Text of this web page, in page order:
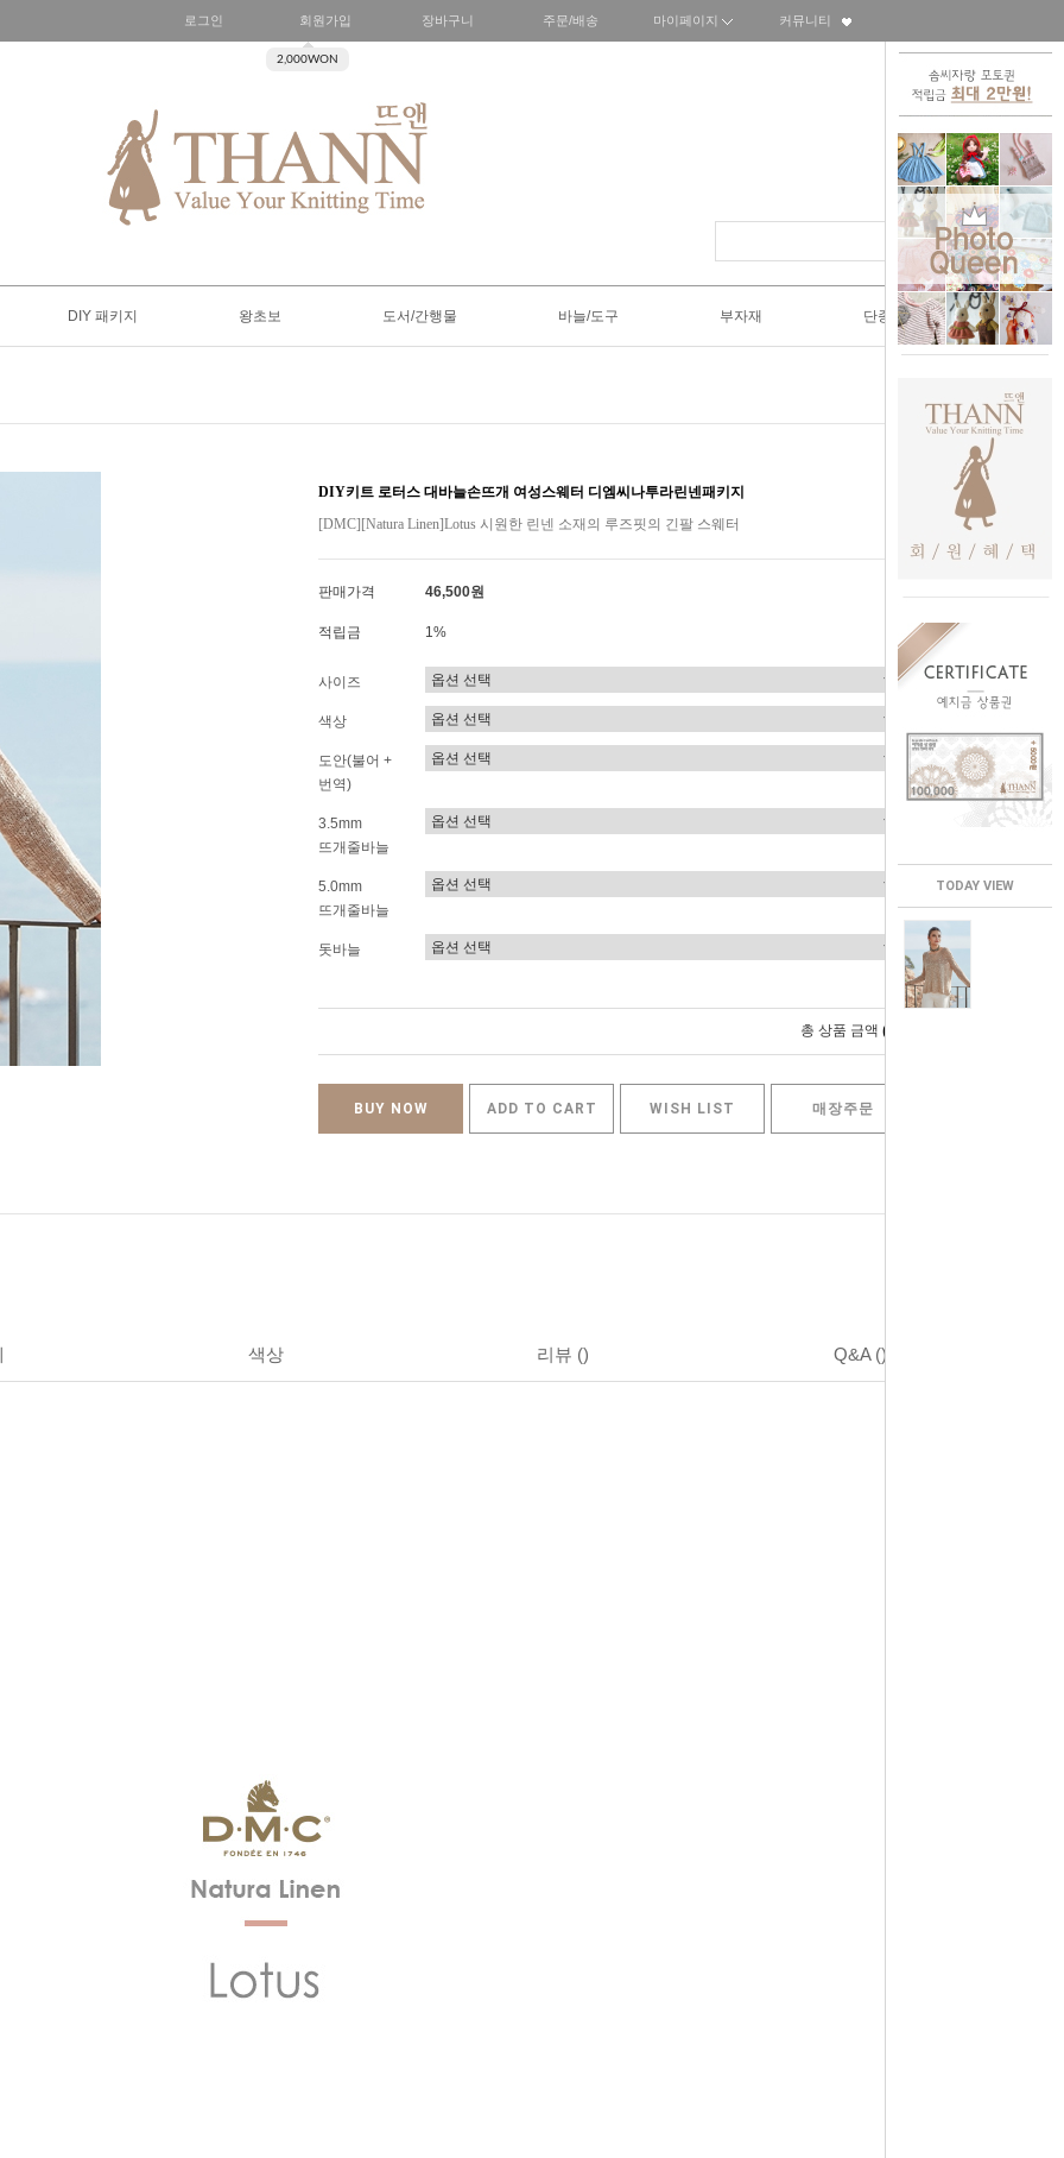
TODAY VIEW
로그인 회원가입
2,000WON
장바구니 주문/배송 마이페이지 커뮤니티
DIY 패키지 왕초보 도서/간행물 바늘/도구 부자재 단종SALE50%
DIY키트 로터스 대바늘손뜨개 여성스웨터 디엠씨나투라린넨패키지
[DMC][Natura Linen]Lotus 시원한 린넨 소재의 루즈핏의 긴팔 스웨터
판매가격 46,500원
적립금 1%
사이즈
색상
도안(불어 +
번역)
3.5mm
뜨개줄바늘
5.0mm
뜨개줄바늘
돗바늘
총 상품 금액 0
BUY NOW ADD TO CART WISH LIST 매장주문
색상 리뷰 () Q&A ()